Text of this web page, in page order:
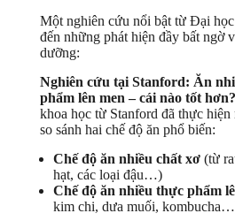
Một nghiên cứu nổi bật từ Đại
đến những phát hiện đầy bất ngờ
dưỡng:
Nghiên cứu tại Stanford: Ăn
phẩm lên men – cái nào tốt hơn?
khoa học từ Stanford đã thực
so sánh hai chế độ ăn phổ biến:
Chế độ ăn nhiều chất xơ(từ
hạt, các loại đậu…)
Chế độ ăn nhiều thực phẩm
kim chi, dưa muối,